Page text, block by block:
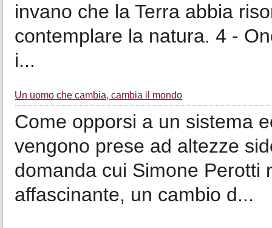
invano che la Terra abbia
contemplare la natura. 4 -
i...
Un uomo che cambia, cambia il mondo
Come opporsi a un sistema
vengono prese ad altezze
domanda cui Simone Perotti
affascinante, un cambio d...